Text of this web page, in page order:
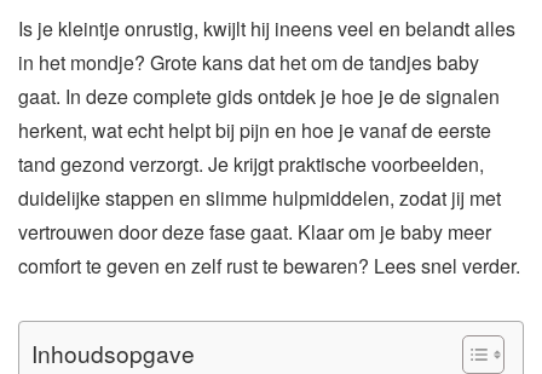
Is je kleintje onrustig, kwijlt hij ineens veel en belandt alles
in het mondje? Grote kans dat het om de tandjes baby
gaat. In deze complete gids ontdek je hoe je de signalen
herkent, wat echt helpt bij pijn en hoe je vanaf de eerste
tand gezond verzorgt. Je krijgt praktische voorbeelden,
duidelijke stappen en slimme hulpmiddelen, zodat jij met
vertrouwen door deze fase gaat. Klaar om je baby meer
comfort te geven en zelf rust te bewaren? Lees snel verder.
Inhoudsopgave